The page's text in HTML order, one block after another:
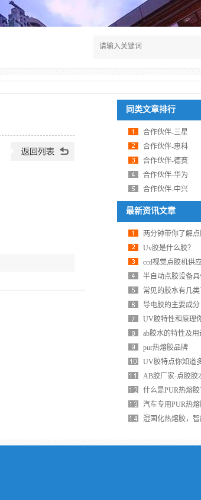
同类文章排行
合作伙伴-三星
合作伙伴-惠科
合作伙伴-德赛
合作伙伴-华为
合作伙伴-中兴
最新资讯文章
两分钟带你了解
Uv胶是什么胶？
ccd视觉点胶机供
半自动点胶设备具
常见的胶水有几类
导电胶的主要成
UV胶特性和原理
ab胶水的特性及用
pur热熔胶品牌
UV胶特点你知道
AB胶厂家-点胶胶
汽车专用PUR热